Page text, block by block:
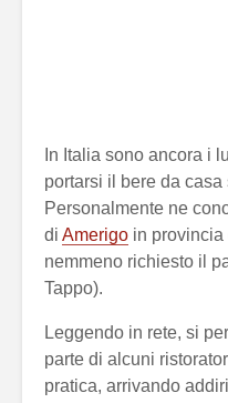
In Italia sono ancora i
portarsi il bere da
Personalmente ne
di Amerigo in
nemmeno richiesto il
Tappo).
Leggendo in rete, si
parte di alcuni
pratica, arrivando